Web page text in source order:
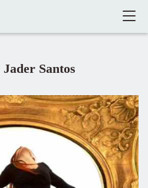
Jader Santos